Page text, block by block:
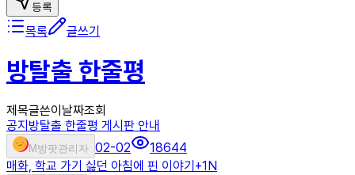
등록
목록 글쓰기
방탈출 한줄평
제목글쓴이 날짜조회
공지 방탈출 한줄평 게시판 안내
M 방팟관리자 02-02
18644
매화, 학교 가기 싫던 아침에 핀 이야기 +1 N